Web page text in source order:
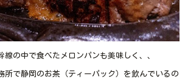
線の中で食べたメロンパンも美味しく、、
所で静岡のお茶（ティーパック）を飲んでいるの